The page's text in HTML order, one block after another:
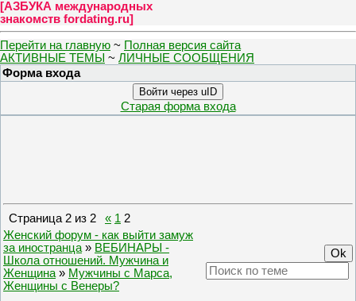
[АЗБУКА международных
знакомств fordating.ru]
Перейти на главную ~ Полная версия сайта
АКТИВНЫЕ ТЕМЫ ~ ЛИЧНЫЕ СООБЩЕНИЯ
Форма входа
Войти через uID
Старая форма входа
Страница2 из 2 « 1 2
Женский форум - как выйти замуж
за иностранца » ВЕБИНАРЫ -
Школа отношений. Мужчина и
Женщина » Мужчины с Марса,
Женщины с Венеры?